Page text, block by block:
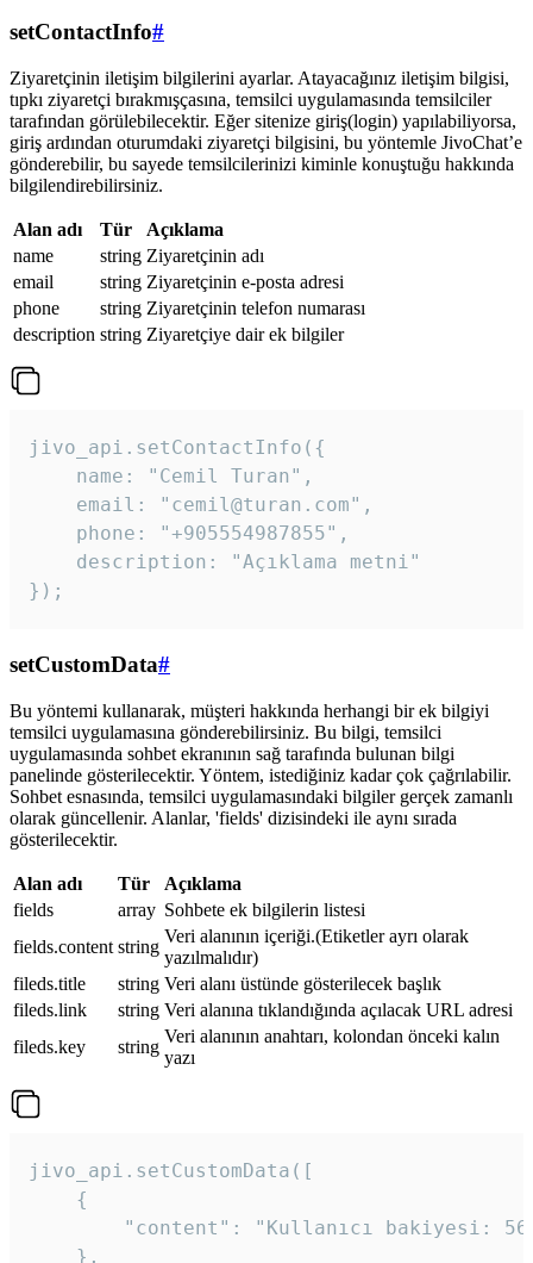
setContactInfo#
Ziyaretçinin iletişim bilgilerini ayarlar. Atayacağınız iletişim bilgisi,
tıpkı ziyaretçi bırakmışçasına, temsilci uygulamasında temsilciler
tarafından görülebilecektir. Eğer sitenize giriş(login) yapılabiliyorsa,
giriş ardından oturumdaki ziyaretçi bilgisini, bu yöntemle JivoChat’e
gönderebilir, bu sayede temsilcilerinizi kiminle konuştuğu hakkında
bilgilendirebilirsiniz.
Alan adı Tür
Açıklama
name
string Ziyaretçinin adı
email
string Ziyaretçinin e-posta adresi
phone
string Ziyaretçinin telefon numarası
description string Ziyaretçiye dair ek bilgiler
jivo_api.setContactInfo({
    name: "Cemil Turan",
    email: "cemil@turan.com",
    phone: "+905554987855",
    description: "Açıklama metni"
});
setCustomData#
Bu yöntemi kullanarak, müşteri hakkında herhangi bir ek bilgiyi
temsilci uygulamasına gönderebilirsiniz. Bu bilgi, temsilci
uygulamasında sohbet ekranının sağ tarafında bulunan bilgi
panelinde gösterilecektir. Yöntem, istediğiniz kadar çok çağrılabilir.
Sohbet esnasında, temsilci uygulamasındaki bilgiler gerçek zamanlı
olarak güncellenir. Alanlar, 'fields' dizisindeki ile aynı sırada
gösterilecektir.
Alan adı Tür
Açıklama
fields
array Sohbete ek bilgilerin listesi
fields.content string
Veri alanının içeriği.(Etiketler ayrı olarak
yazılmalıdır)
fileds.title
string Veri alanı üstünde gösterilecek başlık
fileds.link
string Veri alanına tıklandığında açılacak URL adresi
fileds.key
string
Veri alanının anahtarı, kolondan önceki kalın
yazı
jivo_api.setCustomData([
    {
"content": "Kullanıcı bakiyesi:
    },